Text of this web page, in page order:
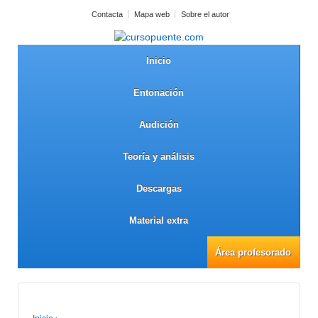
Contacta Mapa web Sobre el autor
Inicio
Entonación
Audición
Teoría y análisis
Descargas
Material extra
Área profesorado